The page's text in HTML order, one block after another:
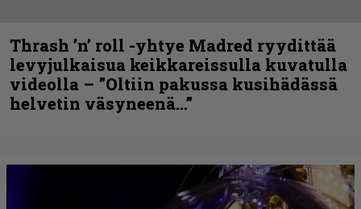
Thrash ’n’ roll -yhtye Madred ryydittää
levyjulkaisua keikkareissulla kuvatulla
videolla – ”Oltiin pakussa kusihädässä
helvetin väsyneenä…”